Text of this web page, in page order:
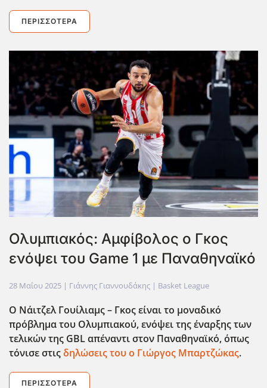
ΠΕΡΙΣΣΌΤΕΡΑ
Ολυμπιακός: Αμφίβολος ο Γκος
ενόψει του Game 1 με Παναθηναϊκό
28 Μαΐου 2025 | Γιάννης Γιαννουδάκης | Basket League
Ο Νάιτζελ Γουίλιαμς – Γκος είναι το μοναδικό
πρόβλημα του Ολυμπιακού, ενόψει της έναρξης των
τελικών της GBLαπέναντι στον Παναθηναϊκό, όπως
τόνισε στιςδηλώσεις του ο Γιώργος Μπαρτζώκας.
ΠΕΡΙΣΣΌΤΕΡΑ